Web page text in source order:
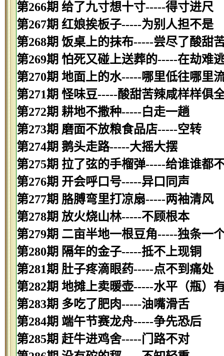
第266期 给了九寸想十寸-----得寸进尺
第267期 红娘挨板子-----为别人担不是
第268期 饭桌上的抹布-----尝尽了酸甜
第269期 怕死又碰上送葬的-----在劫难
第270期 地面上的水-----哪里低往哪里
第271期 怪味豆-----酸甜苦辣咸样样俱
第272期 耕地不撒种-----白走一趟
第273期 磨面不放粮食品店-----空转
第274期 鹅头走路-----大摇大摆
第275期 拉了弦的手榴弹-----给谁谁都
第276期 开会呼口号-----异口同声
第277期 胳膊弯里打凉扇-----两袖清风
第278期 放火烧山林-----不顾根本
第279期 二亩半地一根豆角-----独条一
第280期 隔年的金子-----抵不上现铜
第281期 肚子疼滴眼药-----点不到痛处
第282期 地摊上卖暖壶-----水平（瓶）
第283期 多吃了肥肉-----油嘴滑舌
第284期 端午节赛龙舟-----争先恐后
第285期 赶牛进鸡舍-----门路不对